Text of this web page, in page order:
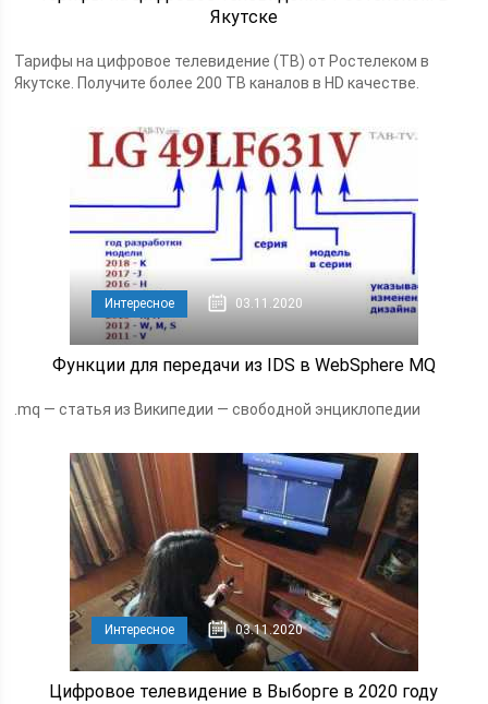
Якутске
Тарифы на цифровое телевидение (ТВ) от Ростелеком в
Якутске. Получите более 200 ТВ каналов в HD качестве.
Интересное 03.11.2020
Функции для передачи из IDS в WebSphere MQ
.mq — статья из Википедии — свободной энциклопедии
Интересное 03.11.2020
Цифровое телевидение в Выборге в 2020 году